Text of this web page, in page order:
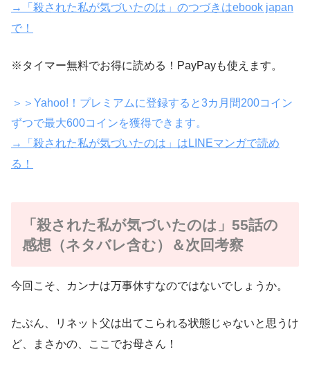
→「殺された私が気づいたのは」のつづきはebook japan
で！
※タイマー無料でお得に読める！PayPayも使えます。
＞＞Yahoo!！プレミアムに登録すると3カ月間200コイン
ずつで最大600コインを獲得できます。
→「殺された私が気づいたのは」はLINEマンガで読め
る！
「殺された私が気づいたのは」55話の
感想（ネタバレ含む）＆次回考察
今回こそ、カンナは万事休すなのではないでしょうか。
たぶん、リネット父は出てこられる状態じゃないと思うけ
ど、まさかの、ここでお母さん！